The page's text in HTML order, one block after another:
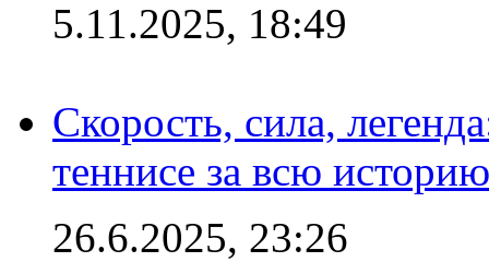
5.11.2025, 18:49
Скорость, сила,
теннисе за всю историю
26.6.2025, 23:26